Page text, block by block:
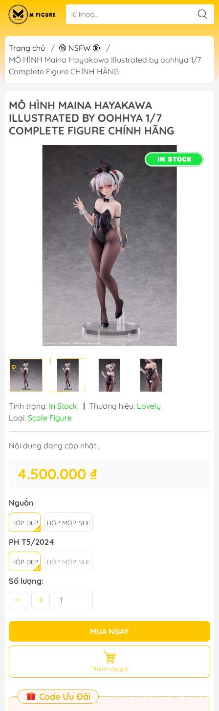
Trang chủ / 🔞 NSFW 🔞
/
MÔ HÌNH Maina Hayakawa Illustrated by oohhya 1/7
Complete Figure CHÍNH HÃNG
MÔ HÌNH MAINA HAYAKAWA
ILLUSTRATED BY OOHHYA 1/7
COMPLETE FIGURE CHÍNH HÃNG
Tình trạng: In Stock | Thương hiệu: Lovely
Loại: Scale Figure
Nội dung đang cập nhật...
4.500.000 ₫
Nguồn
HỘP ĐẸP HỘP MÓP NHẸ
PH T5/2024
HỘP ĐẸP HỘP MÓP NHẸ
Số lượng:
MUA NGAY
Thêm vào giỏ
Code Ưu Đãi